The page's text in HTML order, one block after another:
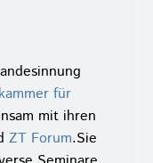
für
mit ihren
ZT Forum.Sie